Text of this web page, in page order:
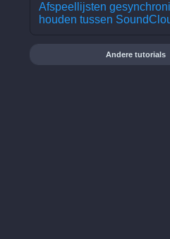
Afspeellijsten
houden tussen
Andere tutorials